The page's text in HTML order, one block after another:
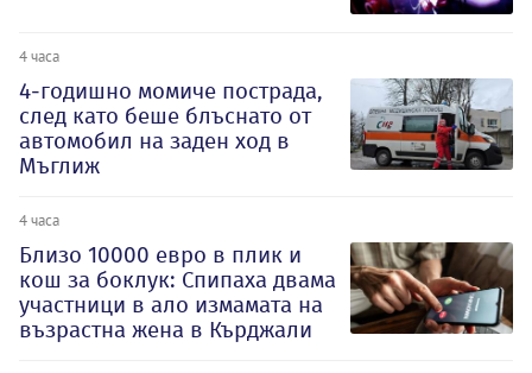
4 часа
4-годишно момиче пострада,
след като беше блъснато от
автомобил на заден ход в
Мъглиж
4 часа
Близо 10000 евро в плик и
кош за боклук: Спипаха двама
участници в ало измамата на
възрастна жена в Кърджали